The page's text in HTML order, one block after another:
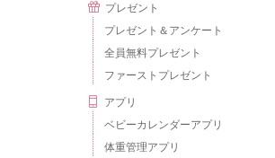
プレゼント
プレゼント＆アンケート
全員無料プレゼント
ファーストプレゼント
アプリ
ベビーカレンダーアプリ
体重管理アプリ